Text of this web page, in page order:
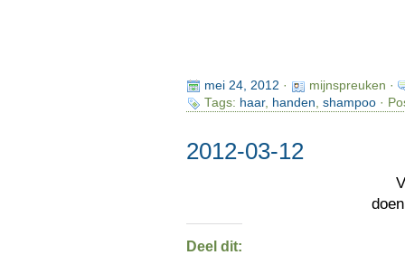
mei 24, 2012 ·
mijnspreuken ·
Tags: haar, handen, shampoo·
2012-03-12
Deel dit: